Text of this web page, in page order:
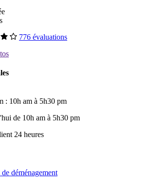
776 évaluations
: 10h am à 5h30 pm
de 10h am à 5h30 pm
24 heures
déménagement